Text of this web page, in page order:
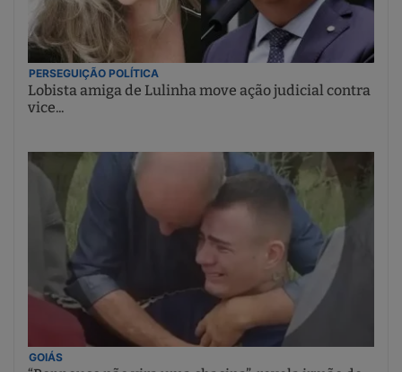
PERSEGUIÇÃO POLÍTICA
Lobista amiga de Lulinha move ação judicial contra
vice...
GOIÁS